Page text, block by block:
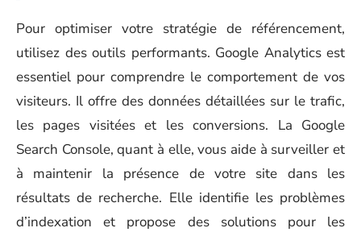
Pour optimiser votre stratégie de référencement,
utilisez des outils performants. Google Analytics est
essentiel pour comprendre le comportement de vos
visiteurs. Il offre des données détaillées sur le trafic,
les pages visitées et les conversions. La Google
Search Console, quant à elle, vous aide à surveiller et
à maintenir la présence de votre site dans les
résultats de recherche. Elle identifie les problèmes
d’indexation et propose des solutions pour les